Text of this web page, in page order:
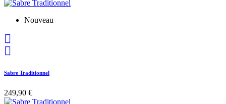
Nouveau


Sabre Traditionnel
249,90 €